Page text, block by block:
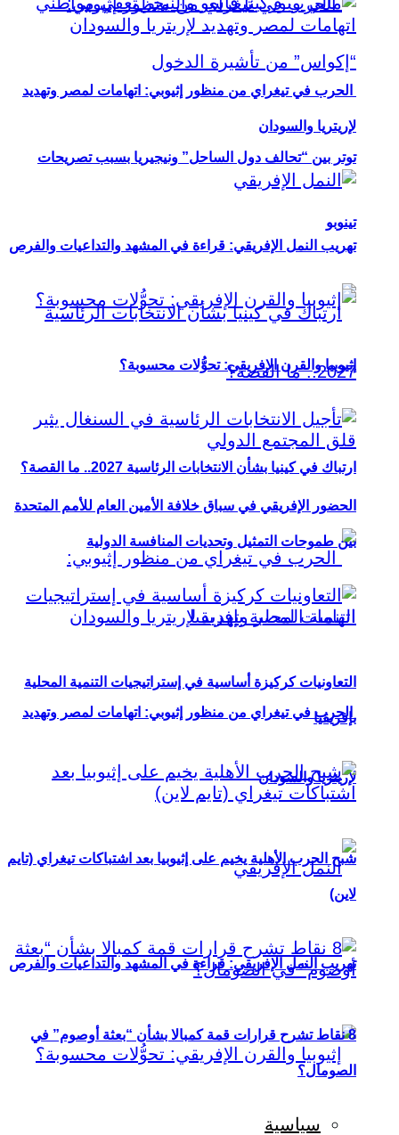
توتر بين “تحالف دول الساحل” ونيجيريا بسبب تصريحات
تينوبو
ارتباك في كينيا بشأن الانتخابات الرئاسية 2027.. ما القصة؟
الحرب في تيغراي من منظور إثيوبي: اتهامات لمصر وتهديد
لإريتريا والسودان
تهريب النمل الإفريقي: قراءة في المشهد والتداعيات والفرص
الحرب في تيغراي من منظور إثيوبي: اتهامات لمصر وتهديد
لإريتريا والسودان
تهريب النمل الإفريقي: قراءة في المشهد والتداعيات والفرص
إثيوبيا والقرن الإفريقي: تحوُّلات محسوبة؟
الحضور الإفريقي في سباق خلافة الأمين العام للأمم المتحدة
بين طموحات التمثيل وتحديات المنافسة الدولية
التعاونيات كركيزة أساسية في إستراتيجيات التنمية المحلية
بإفريقيا
شبح الحرب الأهلية يخيم على إثيوبيا بعد اشتباكات تيغراي (تايم
لاين)
8 نقاط تشرح قرارات قمة كمبالا بشأن “بعثة أوصوم” في
الصومال؟
سياسية